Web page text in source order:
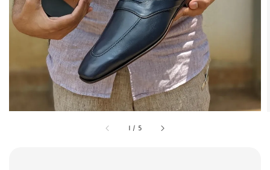
1 / 5